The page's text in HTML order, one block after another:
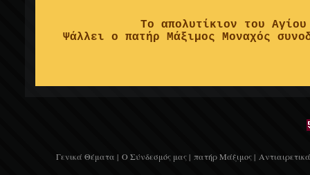
Το απολυτίκιον του
Ψάλλει ο πατήρ Μάξιμος Μοναχός
Γενικά Θέματα | Ο Σύνδεσμός μας | πατήρ Μάξιμος |